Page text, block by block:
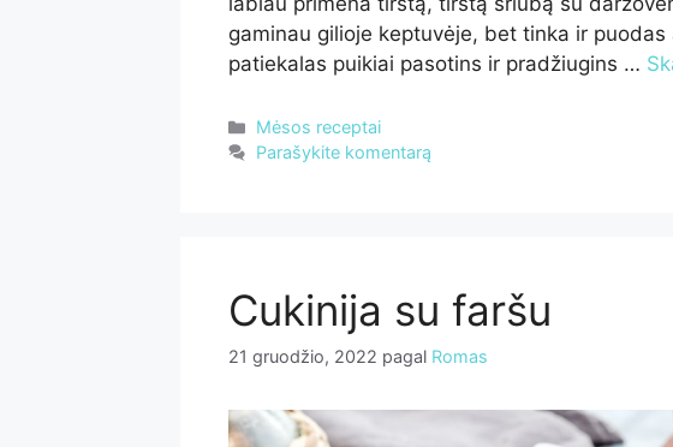
gaminau gilioje keptuvėje, bet tinka ir
patiekalas puikiai pasotins ir pradžiugins …
Kategorijos
Mėsos receptai
Parašykite komentarą
Cukinija su faršu
21 gruodžio, 2022 pagal Romas